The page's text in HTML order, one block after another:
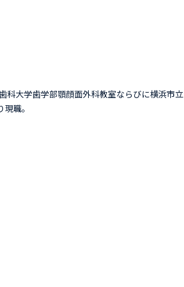
科大学歯学部顎顔面外科教室ならびに横浜市立
職。